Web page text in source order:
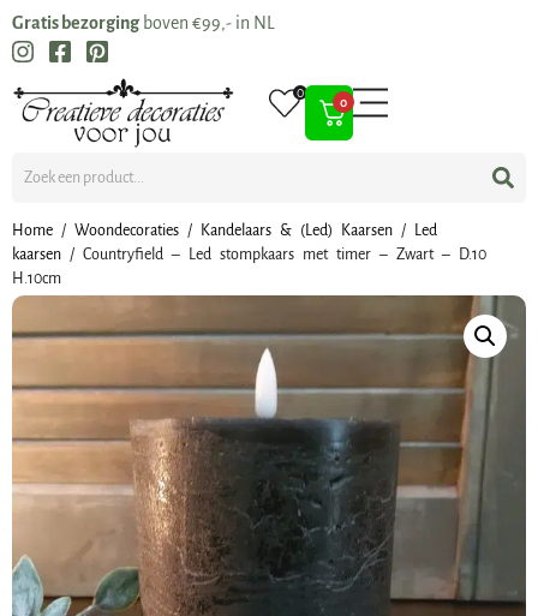
Gratis bezorging boven €99,- in NL
0
0
Home / Woondecoraties / Kandelaars & (Led) Kaarsen /
Led
kaarsen / Countryfield – Led stompkaars met timer – Zwart – D.10
H.10cm